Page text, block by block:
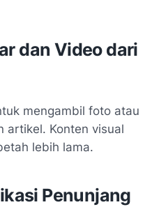
dan Video dari
mengambil foto atau
artikel. Konten visual
lebih lama.
Penunjang